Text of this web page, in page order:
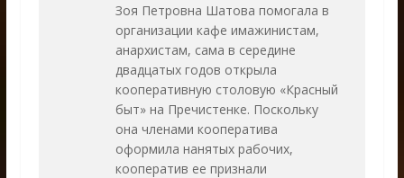
Зоя Петровна Шатова помогала в
организации кафе имажинистам,
анархистам, сама в середине
двадцатых годов открыла
кооперативную столовую «Красный
быт» на Пречистенке. Поскольку
она членами кооператива
оформила нанятых рабочих,
кооператив ее признали